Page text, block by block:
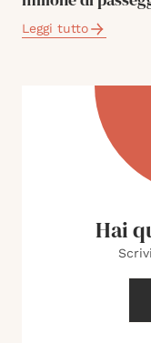
Leggi tutto
Hai